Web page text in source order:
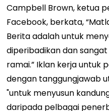
Campbell Brown, ketua
Facebook, berkata,
Berita adalah untuk
diperibadikan dan
ramai.” Iklan kerja untuk
dengan tanggungjawab
"untuk menyusun
daripada pelbagai